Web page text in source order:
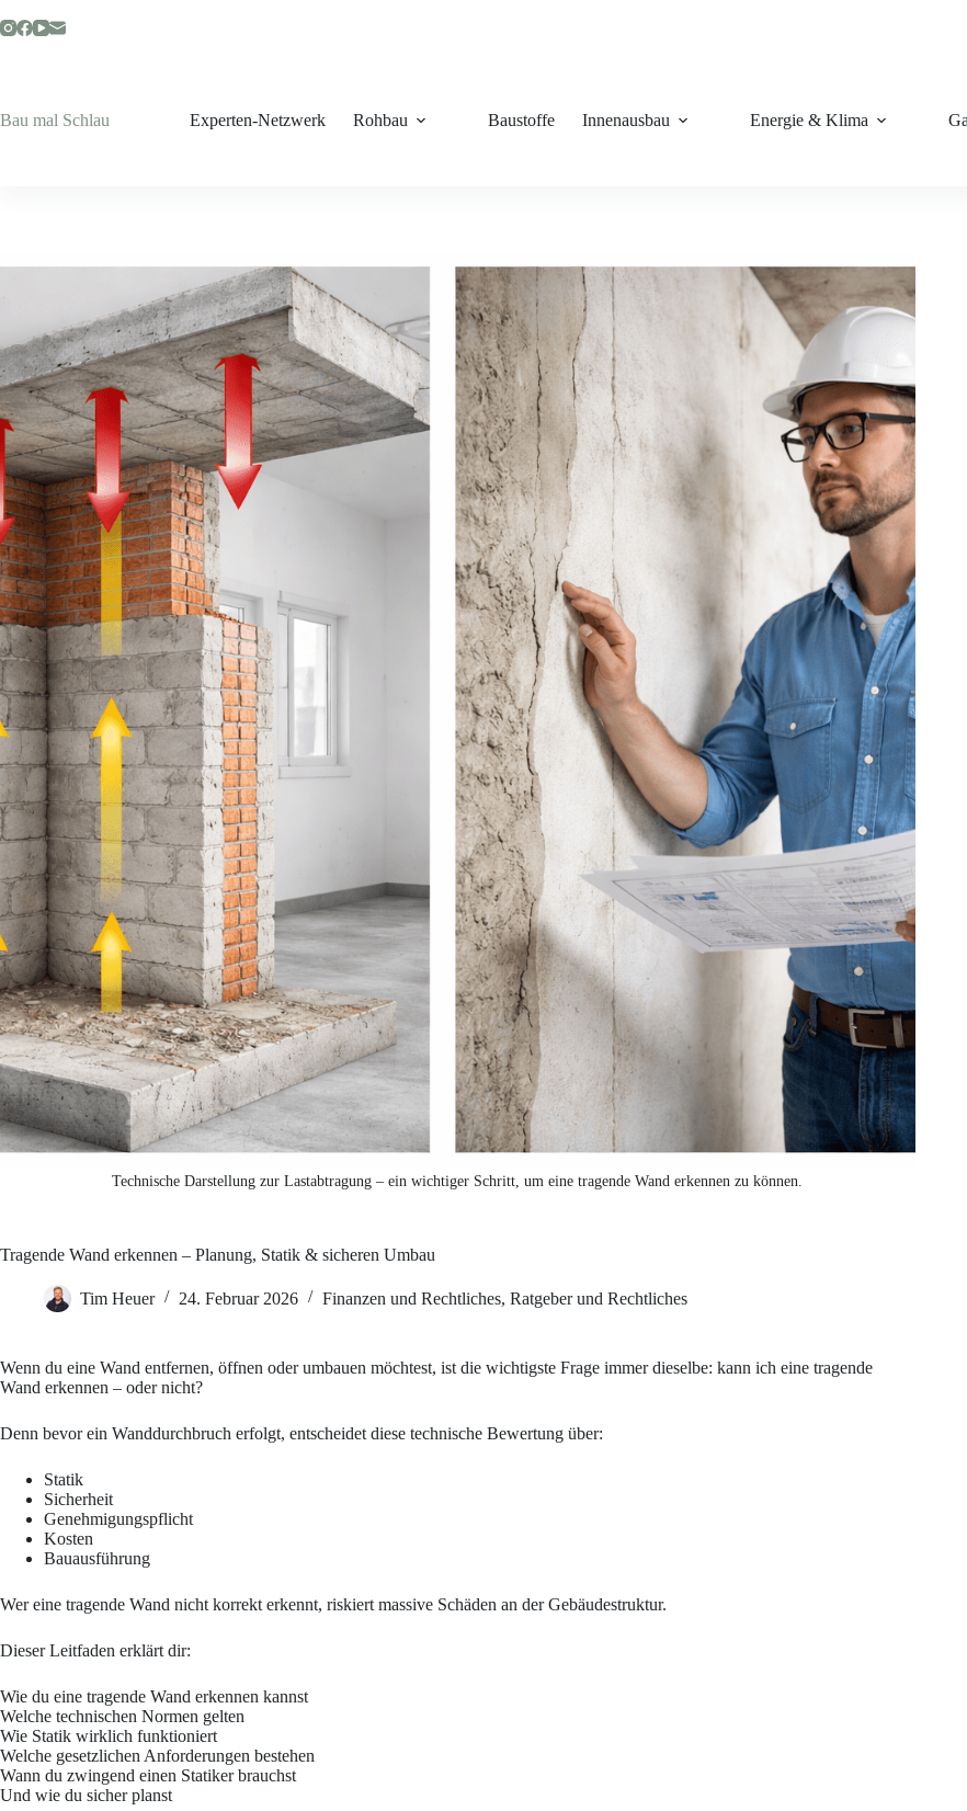
Inhalt
Bau mal Schlau Experten-Netzwerk Rohbau Baustoffe Innenausbau Energie & Klima
Technische Darstellung zur Lastabtragung – ein wichtiger Schritt, um eine tragende Wand erkennen zu können.
Tragende Wand erkennen – Planung, Statik & sicheren Umbau
Tim Heuer 24. Februar 2026 Finanzen und Rechtliches, Ratgeber und Rechtliches
Wenn du eine Wand entfernen, öffnen oder umbauen möchtest, ist die wichtigste Frage immer dieselbe: kann ich eine tragende
Wand erkennen – oder nicht?
Denn bevor ein Wanddurchbruch erfolgt, entscheidet diese technische Bewertung über:
Statik
Sicherheit
Genehmigungspflicht
Kosten
Bauausführung
Wer eine tragende Wand nicht korrekt erkennt, riskiert massive Schäden an der Gebäudestruktur.
Dieser Leitfaden erklärt dir:
Wie du eine tragende Wand erkennen kannst
Welche technischen Normen gelten
Wie Statik wirklich funktioniert
Welche gesetzlichen Anforderungen bestehen
Wann du zwingend einen Statiker brauchst
Und wie du sicher planst